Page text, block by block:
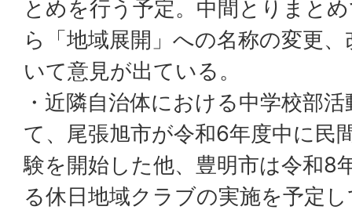
とめを行う予定。中間とりまと
ら「地域展開」への名称の変更
いて意見が出ている。
・近隣自治体における中学校部
て、尾張旭市が令和6年度中に民
験を開始した他、豊明市は令和8
る休日地域クラブの実施を予定